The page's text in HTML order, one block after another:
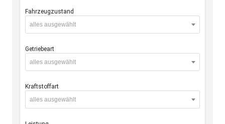
Fahrzeugzustand
alles ausgewählt
Getriebeart
alles ausgewählt
Kraftstoffart
alles ausgewählt